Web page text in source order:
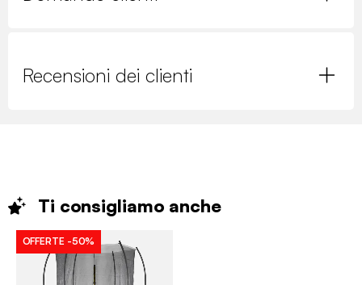
Recensioni dei clienti
Ti consigliamo anche
OFFERTE -50%